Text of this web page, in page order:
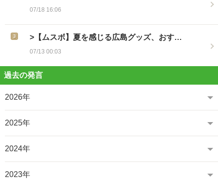
07/18 16:06
>【ムスボ】夏を感じる広島グッズ、おす…
07/13 00:03
過去の発言
2026年
2025年
2024年
2023年